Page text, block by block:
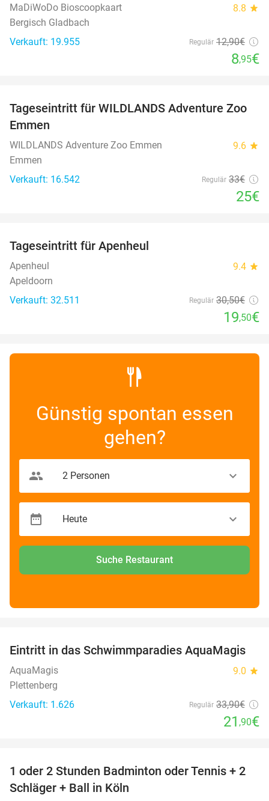
MaDiWoDo Bioscoopkaart 8.8 star
Bergisch Gladbach
Verkauft: 19.955
Regulär 12,90€
8,95€
24%
Tageseintritt für WILDLANDS Adventure Zoo
Emmen
WILDLANDS Adventure Zoo Emmen 9.6 star
Emmen
Verkauft: 16.542
Regulär 33€
25€
Tageseintritt für Apenheul
Apenheul 9.4 star
Apeldoorn
Verkauft: 32.511
Regulär 30,50€
19,50€
Günstig spontan essen
gehen?
Suche Restaurant
35%
Eintritt in das Schwimmparadies AquaMagis
AquaMagis 9.0 star
Plettenberg
Verkauft: 1.626
Regulär 33,90€
21 ,90€
52%
1 oder 2 Stunden Badminton oder Tennis + 2
Schläger + Ball in Köln